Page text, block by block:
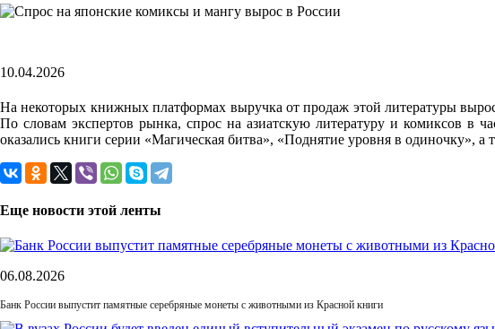
10.04.2026
На некоторых книжных платформах выручка от продаж этой литературы
По словам экспертов рынка, спрос на азиатскую литературу и комиксов в
оказались книги серии «Магическая битва», «Поднятие уровня в одиночку», а
Еще новости этой ленты
06.08.2026
Банк России выпустит памятные серебряные монеты с животными из Красной книги